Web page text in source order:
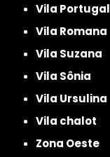
Vila Portugal
Vila Romana
Vila Suzana
Vila Sônia
Vila Ursulina
Vila chalot
Zona Oeste